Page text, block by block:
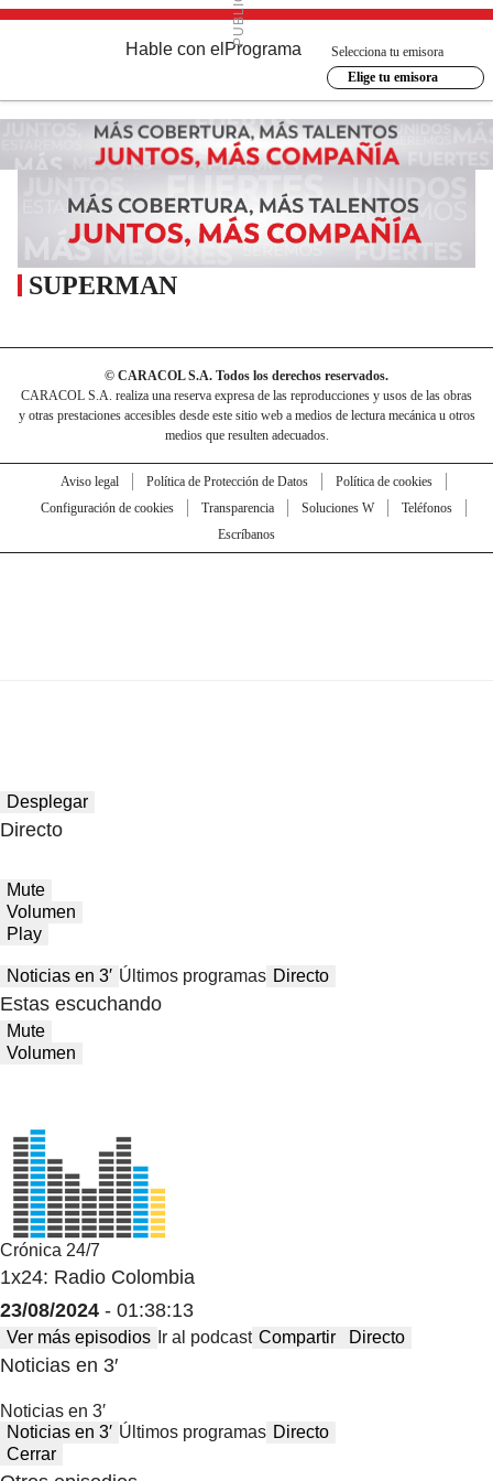
Hable con el Programa
Selecciona tu emisora
Elige tu emisora
SUPERMAN
© CARACOL S.A. Todos los derechos reservados.
CARACOL S.A. realiza una reserva expresa de las reproducciones y usos de las obras
y otras prestaciones accesibles desde este sitio web a medios de lectura mecánica u otros
medios que resulten adecuados.
Aviso legal Política de Protección de Datos
Política de cookies
Configuración de cookies
Transparencia Soluciones W
Teléfonos
Escríbanos
Desplegar
Directo
Mute
Volumen
Play
Noticias en 3′ Últimos programas Directo
Estas escuchando
Mute
Volumen
Crónica 24/7
1x24: Radio Colombia
23/08/2024 - 01:38:13
Ver más episodios Ir al podcast Compartir Directo
Noticias en 3′
Noticias en 3′
Noticias en 3′ Últimos programas Directo
Cerrar